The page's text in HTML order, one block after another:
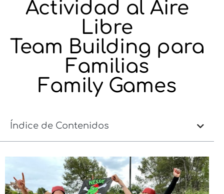
Actividad al Aire
Libre
Team Building para
Familias
Family Games
Índice de Contenidos